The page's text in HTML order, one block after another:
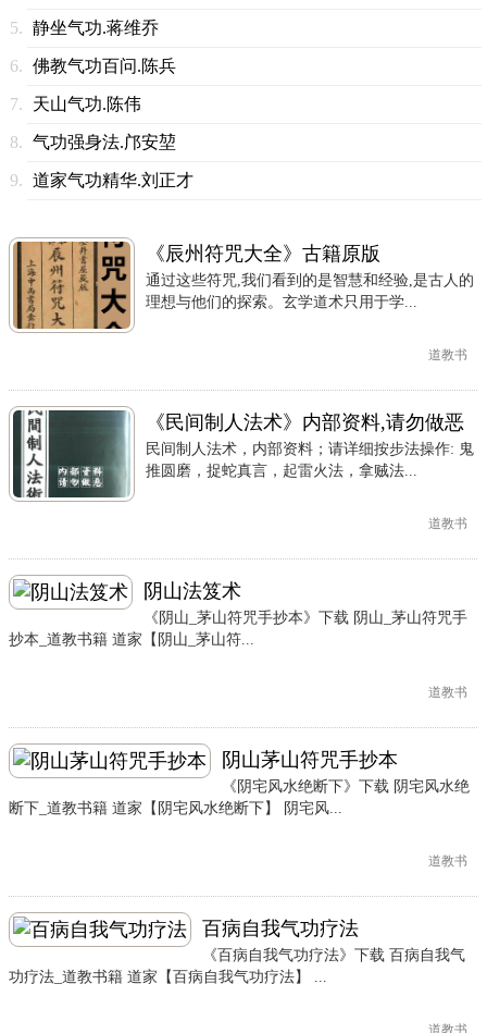
静坐气功.蒋维乔
佛教气功百问.陈兵
天山气功.陈伟
气功强身法.邝安堃
道家气功精华.刘正才
《辰州符咒大全》古籍原版
通过这些符咒,我们看到的是智慧和经验,是古人的
理想与他们的探索。玄学道术只用于学...
道教书
《民间制人法术》内部资料,请勿做恶
民间制人法术，内部资料；请详细按步法操作: 鬼
推圆磨，捉蛇真言，起雷火法，拿贼法...
道教书
阴山法笈术
《阴山_茅山符咒手抄本》下载 阴山_茅山符咒手
抄本_道教书籍 道家【阴山_茅山符...
道教书
阴山茅山符咒手抄本
《阴宅风水绝断下》下载 阴宅风水绝
断下_道教书籍 道家【阴宅风水绝断下】 阴宅风...
道教书
百病自我气功疗法
《百病自我气功疗法》下载 百病自我气
功疗法_道教书籍 道家【百病自我气功疗法】 ...
道教书